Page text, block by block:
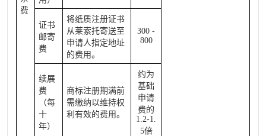
费
证书
邮寄
费
将纸质注册证书
从莱索托寄送至
申请人指定地址
的费用。
300 -
800
续展
费
（每
十
年）
商标注册期满前
需缴纳以维持权
利有效的费用。
约为
基础
申请
费的
1.2-1.
5倍